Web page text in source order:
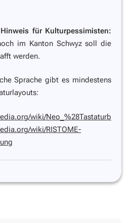
für Kulturpessimisten:
im Kanton Schwyz soll die
werden.
Sprache gibt es mindestens
wiki/
wiki/RISTOME-